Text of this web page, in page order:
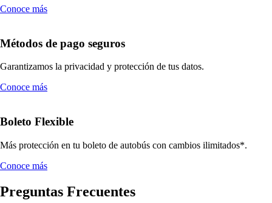
Conoce más
Métodos de pago seguros
Garantizamos la privacidad y protección de tus datos.
Conoce más
Boleto Flexible
Más protección en tu boleto de autobús con cambios ilimitados*.
Conoce más
Preguntas Frecuentes